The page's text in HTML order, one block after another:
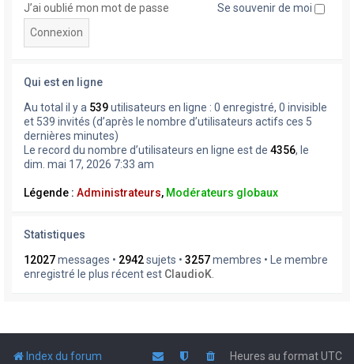
J’ai oublié mon mot de passe Se souvenir de moi
Qui est en ligne
Au total il y a 539utilisateurs en ligne : 0 enregistré, 0 invisible
et 539 invités (d’après le nombre d’utilisateurs actifs ces 5
dernières minutes)
Le record du nombre d’utilisateurs en ligne est de 4356, le
dim. mai 17, 2026 7:33 am
Légende : Administrateurs, Modérateurs globaux
Statistiques
12027messages • 2942sujets • 3257membres • Le membre
enregistré le plus récent est ClaudioK
Index du forum Heures au formatUTC